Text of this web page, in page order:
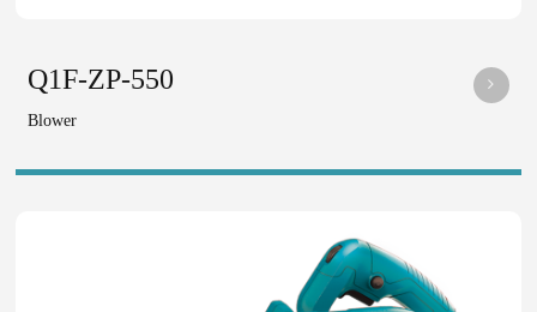
Q1F-ZP-550
Blower